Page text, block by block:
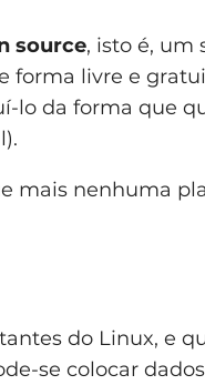
source, isto é, um
forma livre e
lo da forma que
mais nenhuma
do Linux, e
se colocar